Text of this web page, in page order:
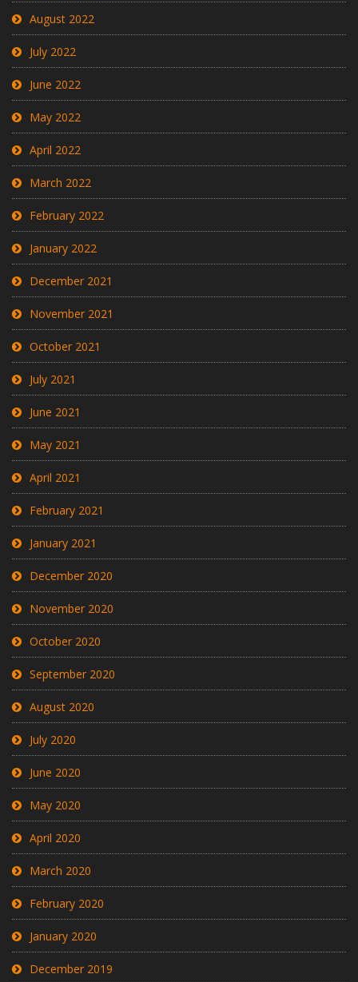
August 2022
July 2022
June 2022
May 2022
April 2022
March 2022
February 2022
January 2022
December 2021
November 2021
October 2021
July 2021
June 2021
May 2021
April 2021
February 2021
January 2021
December 2020
November 2020
October 2020
September 2020
August 2020
July 2020
June 2020
May 2020
April 2020
March 2020
February 2020
January 2020
December 2019